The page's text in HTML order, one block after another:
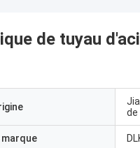
de tuyau
de
marque